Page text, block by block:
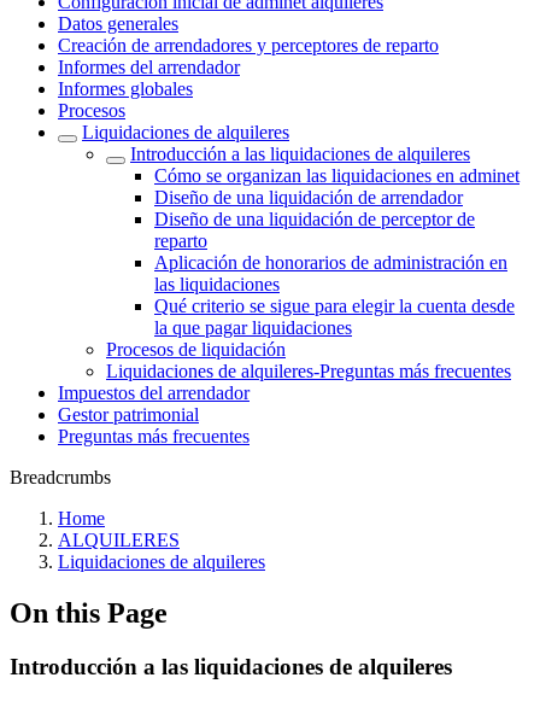
Datos generales
Creación de arrendadores y perceptores de reparto
Informes del arrendador
Informes globales
Procesos
Liquidaciones de alquileres
Introducción a las liquidaciones de alquileres
Cómo se organizan las liquidaciones en adminet
Diseño de una liquidación de arrendador
Diseño de una liquidación de perceptor de
reparto
Aplicación de honorarios de administración en
las liquidaciones
Qué criterio se sigue para elegir la cuenta desde
la que pagar liquidaciones
Procesos de liquidación
Liquidaciones de alquileres-Preguntas más frecuentes
Impuestos del arrendador
Gestor patrimonial
Preguntas más frecuentes
Breadcrumbs
Home
ALQUILERES
Liquidaciones de alquileres
On this Page
Introducción a las liquidaciones de alquileres